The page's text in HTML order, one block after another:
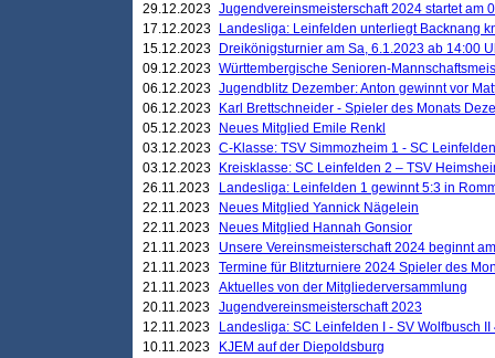
29.12.2023 Jugendvereinsmeisterschaft 2024 startet am
17.12.2023
Landesliga: Leinfelden unterliegt Backnang
15.12.2023
Dreikönigsturnier am Sa, 6.1.2023 ab 14:00
09.12.2023 Württembergische Senioren-
06.12.2023 Jugendblitz Dezember: Anton gewinnt vor
06.12.2023
Karl Brettschneider - Spieler des Monats
05.12.2023
Neues Mitglied Emile Renkl
03.12.2023 C-Klasse: TSV Simmozheim 1 - SC
03.12.2023
Kreisklasse: SC Leinfelden 2 – TSV
26.11.2023
Landesliga: Leinfelden 1 gewinnt 5:3 in
22.11.2023
Neues Mitglied Yannick Nägelein
22.11.2023
Neues Mitglied Hannah Gonsior
21.11.2023
Unsere Vereinsmeisterschaft 2024 beginnt
21.11.2023 Termine für Blitzturniere 2024 Spieler des
21.11.2023 Aktuelles von der Mitgliederversammlung
20.11.2023 Jugendvereinsmeisterschaft 2023
12.11.2023
Landesliga: SC Leinfelden I - SV Wolfbusch II
10.11.2023
KJEM auf der Diepoldsburg